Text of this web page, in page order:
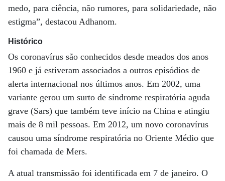
medo, para ciência, não rumores, para solidariedade, não
estigma”, destacou Adhanom.
Histórico
Os coronavírus são conhecidos desde meados dos anos
1960 e já estiveram associados a outros episódios de
alerta internacional nos últimos anos. Em 2002, uma
variante gerou um surto de síndrome respiratória aguda
grave (Sars) que também teve início na China e atingiu
mais de 8 mil pessoas. Em 2012, um novo coronavírus
causou uma síndrome respiratória no Oriente Médio que
foi chamada de Mers.
A atual transmissão foi identificada em 7 de janeiro. O